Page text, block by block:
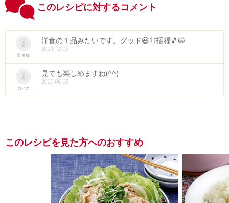
このレシピに対するコメント
野良猫
洋食の１品みたいです。グッド😃⤴⤴招福🎵😺
2021.12.05
ロイス
見ても楽しめますね(^^)
2020.06.25
このレシピを見た方へのおすすめ